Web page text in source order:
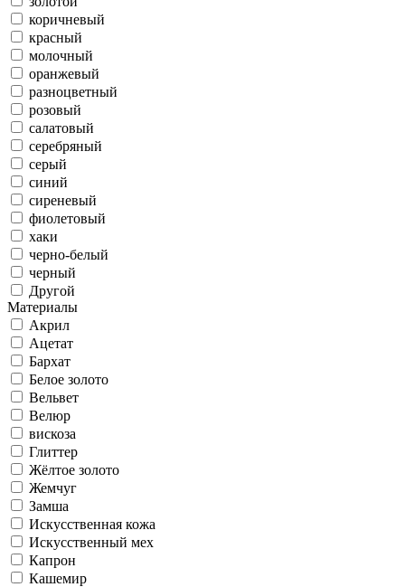
коричневый
красный
молочный
оранжевый
разноцветный
розовый
салатовый
серебряный
серый
синий
сиреневый
фиолетовый
хаки
черно-белый
черный
Другой
Материалы
Акрил
Ацетат
Бархат
Белое золото
Вельвет
Велюр
вискоза
Глиттер
Жёлтое золото
Жемчуг
Замша
Искусственная кожа
Искусственный мех
Капрон
Кашемир